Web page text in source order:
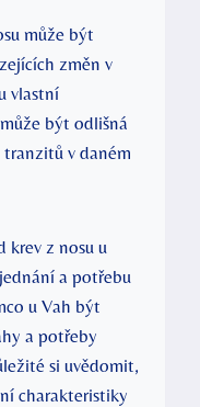
může být
změn v
vlastní
být odlišná
v daném
krev z nosu u
a potřebu
u Vah být
a potřeby
si uvědomit,
charakteristiky